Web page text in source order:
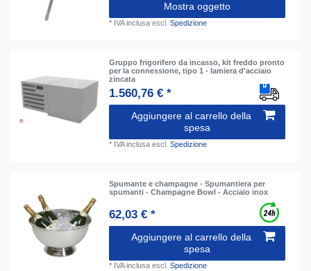
Mostra oggetto
* IVA inclusa escl.Spedizione
Gruppo frigorifero da incasso, kit freddo pronto
per la connessione, tipo 1 - lamiera d'acciaio
zincata
1.560,76 € *
Aggiungere al carrello della
spesa
* IVA inclusa escl.Spedizione
Spumante e champagne - Spumantiera per
spumanti - Champagne Bowl - Acciaio inox
62,03 € *
Aggiungere al carrello della
spesa
* IVA inclusa escl.Spedizione